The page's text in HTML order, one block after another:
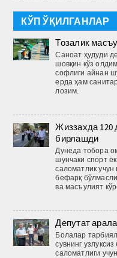
КЎП ЎҚИЛГАНЛАР
Тозалик
Саноат ҳудуди
шовқин кўз
софлиги айнан
ерда ҳам
лозим.
Жиззахда 120
бирлашди
Дунёда тобора
шунчаки спорт
саломатлик
бефарқ
ва масъулият
Депутат
Болалар
сувнинг
саломатлиги